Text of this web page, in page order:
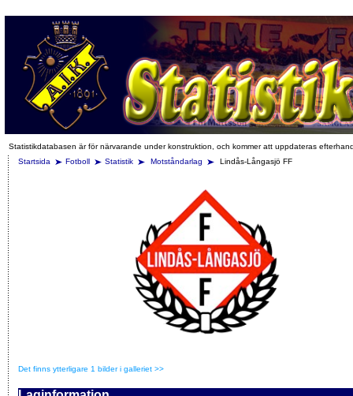
Statistikdatabasen är för närvarande under konstruktion, och kommer att uppdateras
Startsida
Fotboll Statistik Motståndarlag Lindås-Långasjö FF
Det finns ytterligare 1 bilder i galleriet >>